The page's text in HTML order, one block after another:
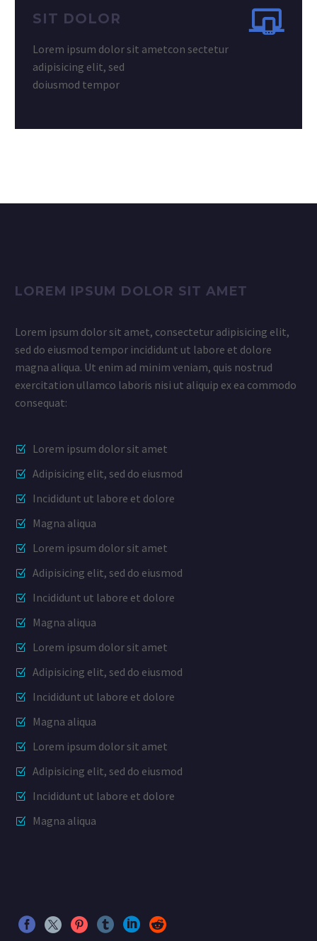
SIT DOLOR
Lorem ipsum dolor sit ametcon sectetur
adipisicing elit, sed
doiusmod tempor
LOREM IPSUM DOLOR SIT AMET
Lorem ipsum dolor sit amet, consectetur adipisicing elit,
sed do eiusmod tempor incididunt ut labore et dolore
magna aliqua. Ut enim ad minim veniam, quis nostrud
exercitation ullamco laboris nisi ut aliquip ex ea commodo
consequat:
Lorem ipsum dolor sit amet
Adipisicing elit, sed do eiusmod
Incididunt ut labore et dolore
Magna aliqua
Lorem ipsum dolor sit amet
Adipisicing elit, sed do eiusmod
Incididunt ut labore et dolore
Magna aliqua
Lorem ipsum dolor sit amet
Adipisicing elit, sed do eiusmod
Incididunt ut labore et dolore
Magna aliqua
Lorem ipsum dolor sit amet
Adipisicing elit, sed do eiusmod
Incididunt ut labore et dolore
Magna aliqua